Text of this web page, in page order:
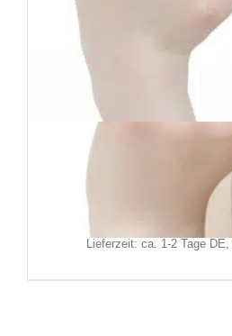
Restyle Ring
Inkl. MwSt.
Versand
Lieferzeit: ca. 1-2 Tage